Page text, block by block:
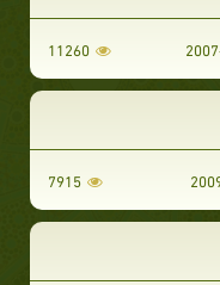
11260
7915